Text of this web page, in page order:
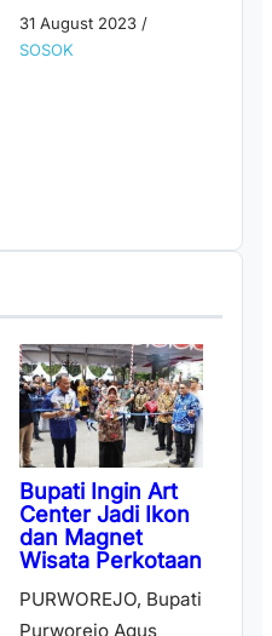
31 August 2023 /
SOSOK
Bupati Ingin Art
Center Jadi Ikon
dan Magnet
Wisata Perkotaan
PURWOREJO, Bupati
Purworejo Agus